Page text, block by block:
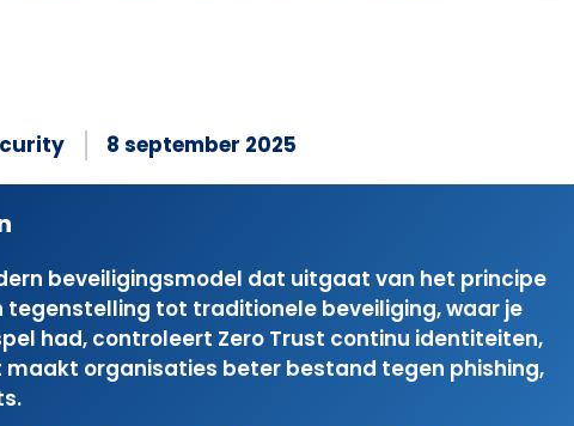
8 september 2025
beveiligingsmodel dat uitgaat van het principe
tegenstelling tot traditionele beveiliging, waar je
had, controleert Zero Trust continu identiteiten,
organisaties beter bestand tegen phishing,